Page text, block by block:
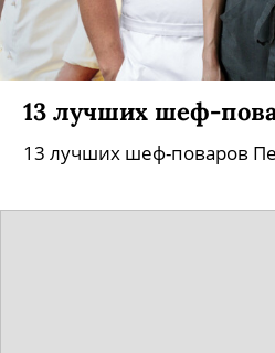
13 лучших шеф-
13 лучших шеф-поваров